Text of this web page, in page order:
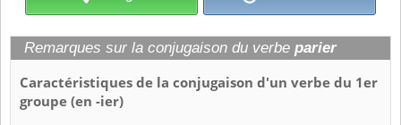
Remarques sur la conjugaison du verbe parier
Caractéristiques de la conjugaison d'un verbe du 1er
groupe (en -ier)